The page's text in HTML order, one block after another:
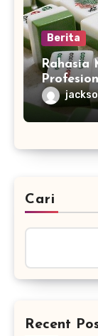
Berita
Rahasia
Cari
Recent